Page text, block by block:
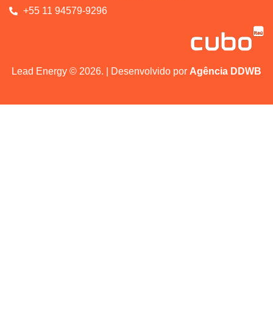
+55 11 94579-9296
Lead Energy © 2026. | Desenvolvido por Agência DDWB